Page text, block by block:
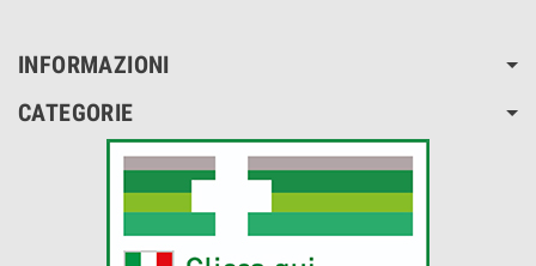
INFORMAZIONI
CATEGORIE